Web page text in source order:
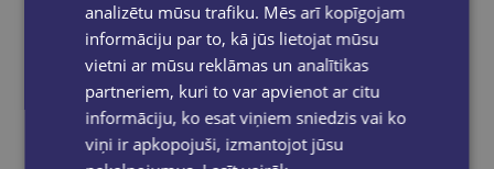
analizētu mūsu trafiku. Mēs arī kopīgojam
informāciju par to, kā jūs lietojat mūsu
vietni ar mūsu reklāmas un analītikas
partneriem, kuri to var apvienot ar citu
informāciju, ko esat viņiem sniedzis vai ko
viņi ir apkopojuši, izmantojot jūsu